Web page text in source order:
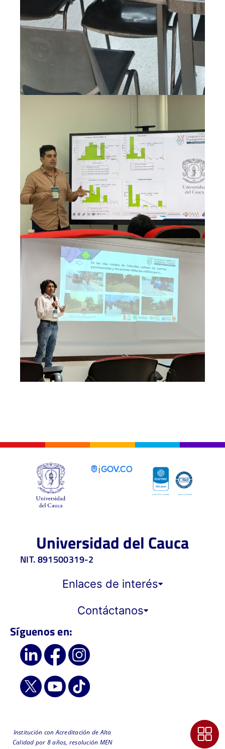
Universidad del Cauca
NIT. 891500319-2
Enlaces de interés
Contáctanos
Síguenos en:
Institución con Acreditación de Alta
Calidad por 8 años, resolución MEN